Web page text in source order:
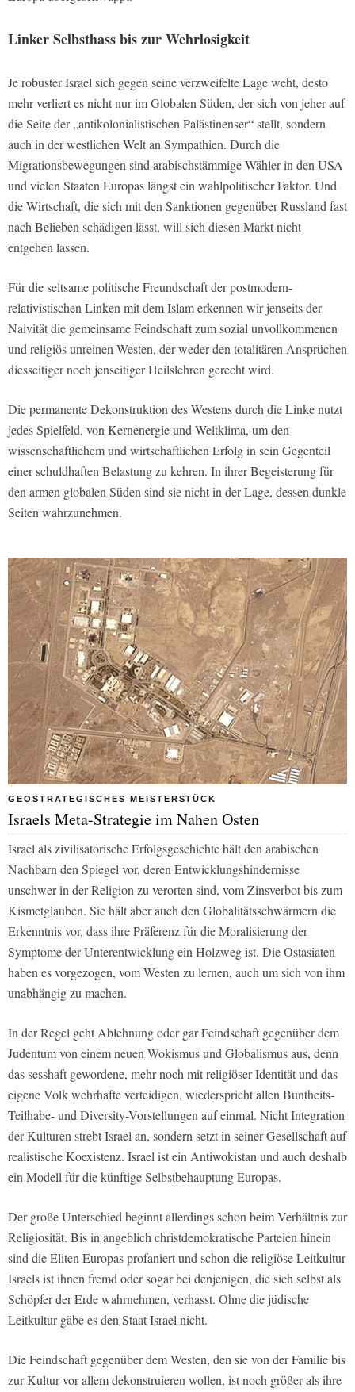
Linker Selbsthass bis zur Wehrlosigkeit
Je robuster Israel sich gegen seine verzweifelte Lage weht, desto
mehr verliert es nicht nur im Globalen Süden, der sich von jeher auf
die Seite der „antikolonialistischen Palästinenser“ stellt, sondern
auch in der westlichen Welt an Sympathien. Durch die
Migrationsbewegungen sind arabischstämmige Wähler in den USA
und vielen Staaten Europas längst ein wahlpolitischer Faktor. Und
die Wirtschaft, die sich mit den Sanktionen gegenüber Russland fast
nach Belieben schädigen lässt, will sich diesen Markt nicht
entgehen lassen.
Für die seltsame politische Freundschaft der postmodern-
relativistischen Linken mit dem Islam erkennen wir jenseits der
Naivität die gemeinsame Feindschaft zum sozial unvollkommenen
und religiös unreinen Westen, der weder den totalitären Ansprüchen
diesseitiger noch jenseitiger Heilslehren gerecht wird.
Die permanente Dekonstruktion des Westens durch die Linke nutzt
jedes Spielfeld, von Kernenergie und Weltklima, um den
wissenschaftlichem und wirtschaftlichen Erfolg in sein Gegenteil
einer schuldhaften Belastung zu kehren. In ihrer Begeisterung für
den armen globalen Süden sind sie nicht in der Lage, dessen dunkle
Seiten wahrzunehmen.
GEOSTRATEGISCHES MEISTERSTÜCK
Israels Meta-Strategie im Nahen Osten
Israel als zivilisatorische Erfolgsgeschichte hält den arabischen
Nachbarn den Spiegel vor, deren Entwicklungshindernisse
unschwer in der Religion zu verorten sind, vom Zinsverbot bis zum
Kismetglauben. Sie hält aber auch den Globalitätsschwärmern die
Erkenntnis vor, dass ihre Präferenz für die Moralisierung der
Symptome der Unterentwicklung ein Holzweg ist. Die Ostasiaten
haben es vorgezogen, vom Westen zu lernen, auch um sich von ihm
unabhängig zu machen.
In der Regel geht Ablehnung oder gar Feindschaft gegenüber dem
Judentum von einem neuen Wokismus und Globalismus aus, denn
das sesshaft gewordene, mehr noch mit religiöser Identität und das
eigene Volk wehrhafte verteidigen, wiederspricht allen Buntheits-
Teilhabe- und Diversity-Vorstellungen auf einmal. Nicht Integration
der Kulturen strebt Israel an, sondern setzt in seiner Gesellschaft auf
realistische Koexistenz. Israel ist ein Antiwokistan und auch deshalb
ein Modell für die künftige Selbstbehauptung Europas.
Der große Unterschied beginnt allerdings schon beim Verhältnis zur
Religiosität. Bis in angeblich christdemokratische Parteien hinein
sind die Eliten Europas profaniert und schon die religiöse Leitkultur
Israels ist ihnen fremd oder sogar bei denjenigen, die sich selbst als
Schöpfer der Erde wahrnehmen, verhasst. Ohne die jüdische
Leitkultur gäbe es den Staat Israel nicht.
Die Feindschaft gegenüber dem Westen, den sie von der Familie bis
zur Kultur vor allem dekonstruieren wollen, ist noch größer als ihre